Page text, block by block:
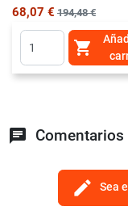
68,07 € 194,48 €

chat Comentarios
edit Sea